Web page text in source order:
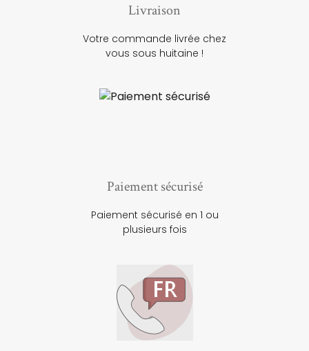
Livraison
Votre commande livrée chez
vous sous huitaine !
Paiement sécurisé
Paiement sécurisé en 1 ou
plusieurs fois